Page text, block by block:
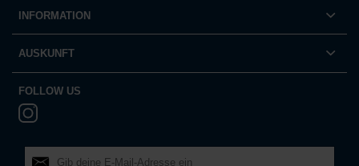
INFORMATION
AUSKUNFT
FOLLOW US